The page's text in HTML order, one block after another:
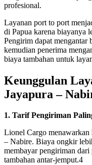
profesional.
Layanan port to port
di Papua karena biayanya
Pengirim dapat mengantar
kemudian penerima
biaya tambahan untuk
Keunggulan
Jayapura –
1. Tarif Pengiriman
Lionel Cargo menawarkan
– Nabire. Biaya ongkir
membayar pengiriman
tambahan antar-jemput.4